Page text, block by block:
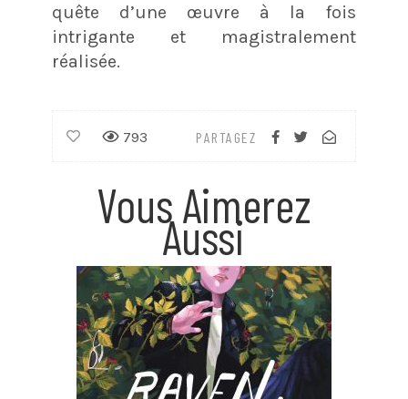
quête d’une œuvre à la fois
intrigante et magistralement
réalisée.
PARTAGEZ
793
Vous Aimerez
Aussi